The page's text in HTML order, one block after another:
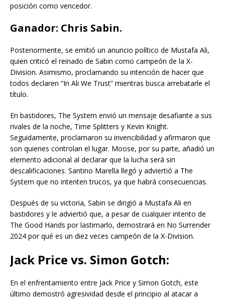
posición como vencedor.
Ganador: Chris Sabin.
Posteriormente, se emitió un anuncio político de Mustafa Ali,
quien criticó el reinado de Sabin como campeón de la X-
Division. Asimismo, proclamando su intención de hacer que
todos declaren “In Ali We Trust” mientras busca arrebatarle el
título.
En bastidores, The System envió un mensaje desafiante a sus
rivales de la noche, Time Splitters y Kevin Knight.
Seguidamente, proclamaron su invencibilidad y afirmaron que
son quienes controlan el lugar. Moose, por su parte, añadió un
elemento adicional al declarar que la lucha será sin
descalificaciones. Santino Marella llegó y adviertió a The
System que no intenten trucos, ya que habrá consecuencias.
Después de su victoria, Sabin se dirigió a Mustafa Ali en
bastidores y le adviertió que, a pesar de cualquier intento de
The Good Hands por lastimarlo, demostrará en No Surrender
2024 por qué es un diez veces campeón de la X-Division.
Jack Price vs. Simon Gotch:
En el enfrentamiento entre Jack Price y Simon Gotch, este
último demostró agresividad desde el principio al atacar a